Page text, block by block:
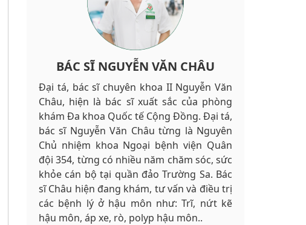
BÁC SĨ NGUYỄN VĂN CHÂU
Đại tá, bác sĩ chuyên khoa II Nguyễn Văn
Châu, hiện là bác sĩ xuất sắc của phòng
khám Đa khoa Quốc tế Cộng Đồng. Đại tá,
bác sĩ Nguyễn Văn Châu từng là Nguyên
Chủ nhiệm khoa Ngoại bệnh viện Quân
đội 354, từng có nhiều năm chăm sóc, sức
khỏe cán bộ tại quần đảo Trường Sa. Bác
sĩ Châu hiện đang khám, tư vấn và điều trị
các bệnh lý ở hậu môn như: Trĩ, nứt kẽ
hậu môn, áp xe, rò, polyp hậu môn..